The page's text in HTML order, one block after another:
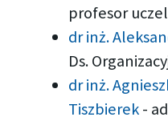
profesor
dr inż.
Ds.
dr inż.
Tiszbierek-